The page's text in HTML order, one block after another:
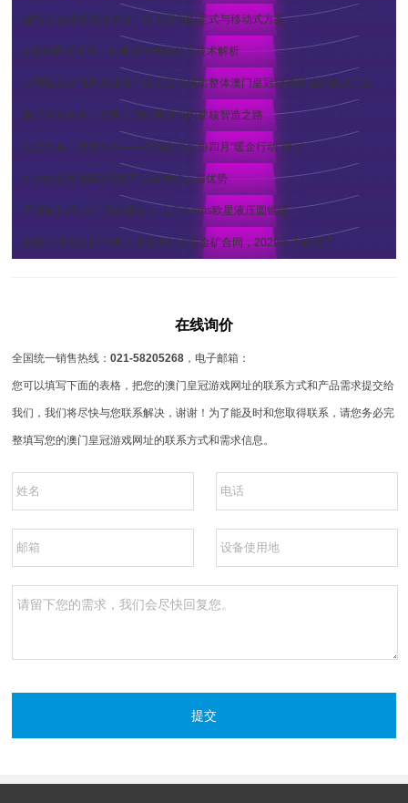
建筑垃圾处理灵活选择：山美股份固定式与移动式方案
ai赋能固废处理：山美股份智能分选技术解析
城市固废如何高效处理？山美股份提出整体澳门皇冠游戏网址的解决方案
破局绿色未来：探索上海山美股份的硬核智造之路
安全为基，温情为帆——上海山美股份四月“暖企行动”侧记
e-sms系列圆锥破碎机产品技术特点与优势
年增收1000万！技改就它→ 山美e-sms欧星液压圆锥破
洛阳钼业敲定17亿美元厄瓜多尔大型金矿合同，2029年正式投产
在线询价
全国统一销售热线：021-58205268 ，电子邮箱：
您可以填写下面的表格，把您的澳门皇冠游戏网址的联系方式和产品需求提交给
我们，我们将尽快与您联系解决，谢谢！为了能及时和您取得联系，请您务必完
整填写您的澳门皇冠游戏网址的联系方式和需求信息。